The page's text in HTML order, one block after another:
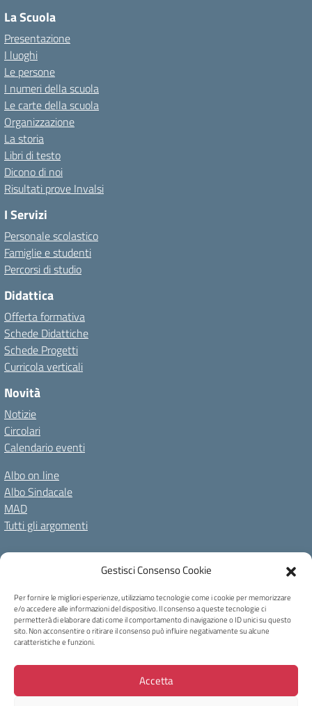
Gestisci Consenso Cookie
Per fornire le migliori esperienze, utilizziamo tecnologie come i cookie per memorizzare
e/o accedere alle informazioni del dispositivo. Il consenso a queste tecnologie ci
permetterà di elaborare dati come il comportamento di navigazione o ID unici su questo
sito. Non acconsentire o ritirare il consenso può influire negativamente su alcune
caratteristiche e funzioni.
Accetta
La Scuola
Presentazione
I luoghi
Le persone
I numeri della scuola
Le carte della scuola
Organizzazione
La storia
Libri di testo
Dicono di noi
Risultati prove Invalsi
I Servizi
Personale scolastico
Famiglie e studenti
Percorsi di studio
Didattica
Offerta formativa
Schede Didattiche
Schede Progetti
Curricola verticali
Novità
Notizie
Circolari
Calendario eventi
Albo on line
Albo Sindacale
MAD
Tutti gli argomenti
Amministrazione Trasparente
Spazio repositoryAccessibilitàNote LegaliPrivacy Policy
Cookie Policy
Copyright 2023 - I.C Tina Merlin - Belluno
Via Bortolo Castellani, 40 32100 Belluno - Tel +39 0437931814 - Mail:
blic831003@istruzione.it